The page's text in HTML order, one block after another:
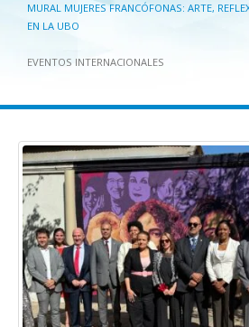
MURAL MUJERES FRANCÓFONAS: ARTE,
EN LA UBO
EVENTOS INTERNACIONALES